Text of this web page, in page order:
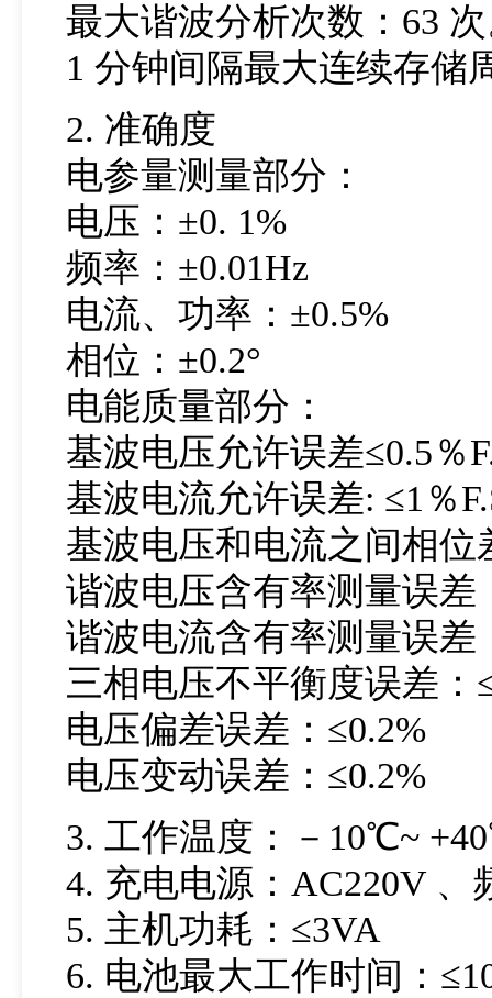
最大谐波分析次数：63
1 分钟间隔最大连续存储
2. 准确度
电参量测量部分：
电压：±0. 1%
频率：±0.01Hz
电流、功率：±0.5%
相位：±0.2°
电能质量部分：
基波电压允许误差≤0.5％
基波电流允许误差: ≤1％
基波电压和电流之间相位
谐波电压含有率测量误差
谐波电流含有率测量误差
三相电压不平衡度误差：
电压偏差误差：≤0.2%
电压变动误差：≤0.2%
3. 工作温度：－10℃~
4. 充电电源：AC220V 、
5. 主机功耗：≤3VA
6. 电池最大工作时间：